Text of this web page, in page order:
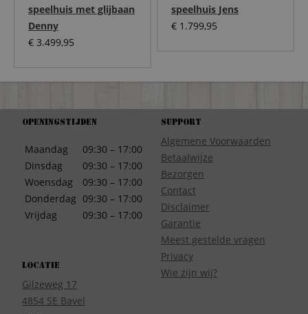
speelhuis Jens
€ 1.799,95
speelhuis met glijbaan
Denny
€ 3.499,95
Openingstijden
Maandag
Dinsdag
Woensdag
Donderdag
Vrijdag
09:30 – 17:00
09:30 – 17:00
09:30 – 17:00
09:30 – 17:00
09:30 – 17:00
Locatie
Gilzeweg 17
4854 SE Bavel
Support
Algemene Voorwaarden
Betaalwijze
Bezorgen
Contact
Disclaimer
Garantie
Meest gestelde vragen
Privacy
Wie zijn wij?